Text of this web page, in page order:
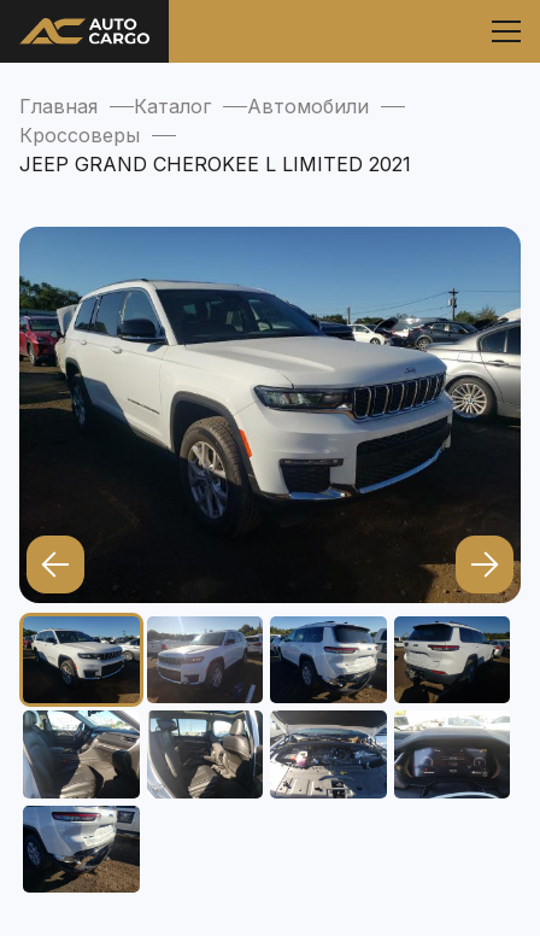
Главная Каталог
Автомобили
Кроссоверы
JEEP GRAND CHEROKEE L LIMITED 2021